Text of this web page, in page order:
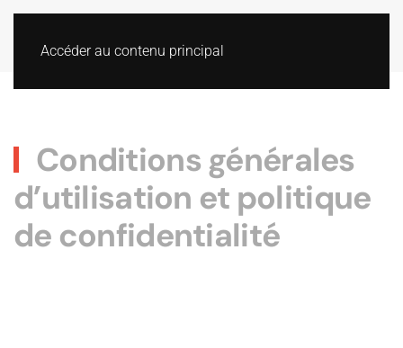
Accéder au contenu principal
Conditions générales
d’utilisation et politique
de confidentialité